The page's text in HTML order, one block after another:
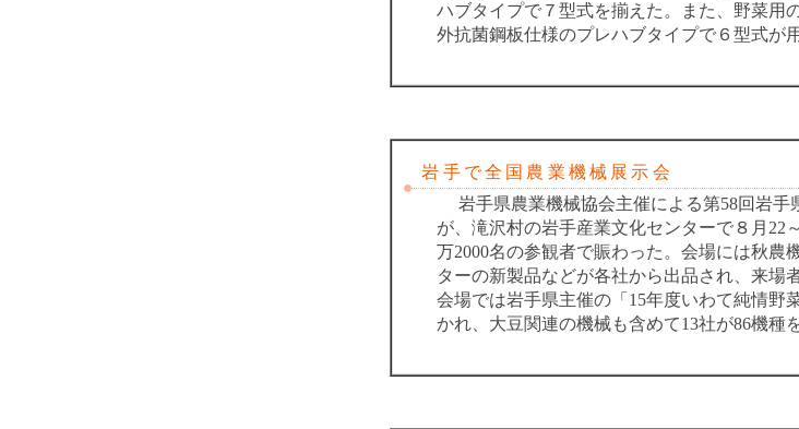
ハブタイプで７型式を揃えた。また、野菜用
外抗菌鋼板仕様のプレハブタイプで６型式が
岩手で全国農業機械展示会
岩手県農業機械協会主催による第58回岩手
が、滝沢村の岩手産業文化センターで８月22
万2000名の参観者で賑わった。会場には秋農
ターの新製品などが各社から出品され、来場
会場では岩手県主催の「15年度いわて純情野
かれ、大豆関連の機械も含めて13社が86機種